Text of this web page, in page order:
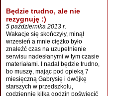
Będzie trudno, ale nie
rezygnuję :)
5 października 2013 r.
Wakacje się skończyły, minął
wrzesień a mnie ciężko było
znaleźć czas na uzupełnienie
serwisu nadesłanymi w tym czasie
materiałami. I nadal będzie trudno,
bo muszę, mając pod opieką 7
miesięczną Gabrysię i dwójkę
starszych w przedszkolu,
codziennie kilka godzin poświęcić